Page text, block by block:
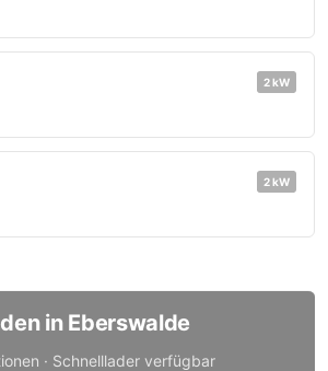
2 kW
2 kW
in Eberswalde
· Schnelllader verfügbar